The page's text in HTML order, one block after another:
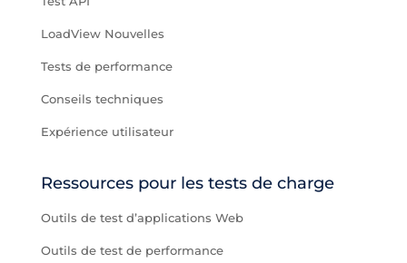
LoadView Nouvelles
Tests de performance
Conseils techniques
Expérience utilisateur
Ressources pour les tests de charge
Outils de test d’applications Web
Outils de test de performance